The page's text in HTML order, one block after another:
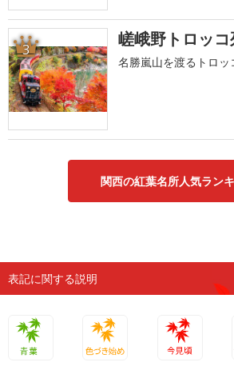
3 嵯峨野トロッ
名勝嵐山を渡るトロッ
関西の紅葉名所人気ラン
表記に関する説明